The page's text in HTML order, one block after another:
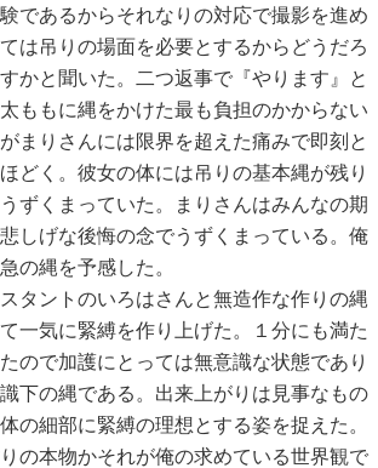
であるからそれなりの対応で撮影を進め
は吊りの場面を必要とするからどうだろ
かと聞いた。二つ返事で『やります』と
ももに縄をかけた最も負担のかからない
まりさんには限界を超えた痛みで即刻と
どく。彼女の体には吊りの基本縄が残り
ずくまっていた。まりさんはみんなの期
しげな後悔の念でうずくまっている。俺
の縄を予感した。
タントのいろはさんと無造作な作りの縄
一気に緊縛を作り上げた。１分にも満た
ので加護にとっては無意識な状態であり
下の縄である。出来上がりは見事なもの
の細部に緊縛の理想とする姿を捉えた。
の本物かそれが俺の求めている世界観で